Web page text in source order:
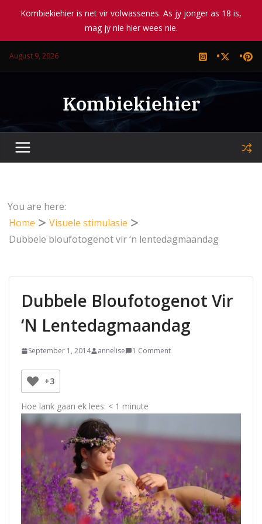
Kombiekiehier is net vir volwassenes. As jy jonger as 18 is,
mag jy nie hier wees nie.
August 9, 2026
Kombiekiehier
You are here:
Home
Visuele stimulasie
Dubbele bloufotogenot vir ‘n lentedagmaandag
Dubbele Bloufotogenot Vir
‘n Lentedagmaandag
September 1, 2014 annelise 1 Comment
+3
Hoe lank gaan ek lees: < 1 minute